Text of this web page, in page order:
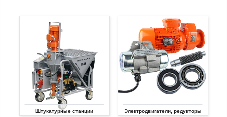
Штукатурные станции Электродвигатели, редукторы